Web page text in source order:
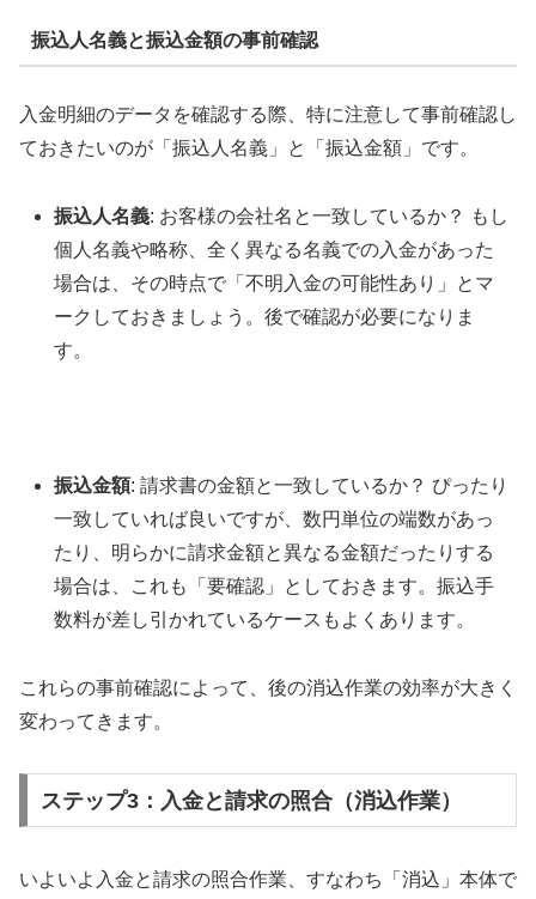
振込人名義と振込金額の事前確認
入金明細のデータを確認する際、特に注意して事前確認し
ておきたいのが「振込人名義」と「振込金額」です。
振込人名義: お客様の会社名と一致しているか？ もし
個人名義や略称、全く異なる名義での入金があった
場合は、その時点で「不明入金の可能性あり」とマ
ークしておきましょう。後で確認が必要になりま
す。
振込金額: 請求書の金額と一致しているか？ ぴったり
一致していれば良いですが、数円単位の端数があっ
たり、明らかに請求金額と異なる金額だったりする
場合は、これも「要確認」としておきます。振込手
数料が差し引かれているケースもよくあります。
これらの事前確認によって、後の消込作業の効率が大きく
変わってきます。
ステップ3：入金と請求の照合（消込作業）
いよいよ入金と請求の照合作業、すなわち「消込」本体で